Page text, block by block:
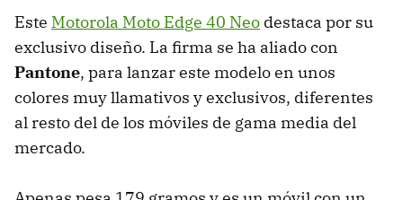
Este Motorola Moto Edge 40 Neo destaca por su
exclusivo diseño. La firma se ha aliado con
Pantone, para lanzar este modelo en unos
colores muy llamativos y exclusivos, diferentes
al resto del de los móviles de gama media del
mercado.